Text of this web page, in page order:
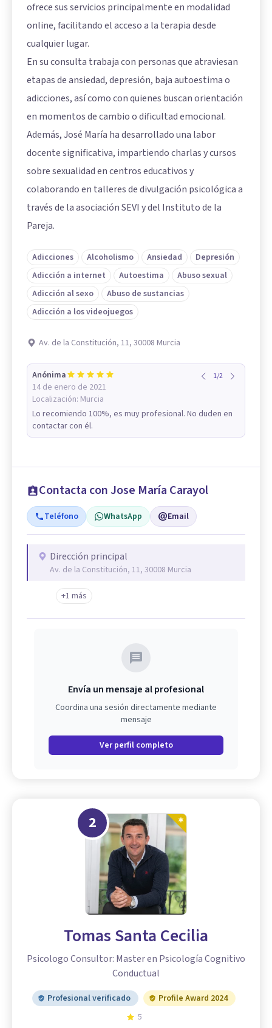
ofrece sus servicios principalmente en modalidad
online, facilitando el acceso a la terapia desde
cualquier lugar.
En su consulta trabaja con personas que atraviesan
etapas de ansiedad, depresión, baja autoestima o
adicciones, así como con quienes buscan orientación
en momentos de cambio o dificultad emocional.
Además, José María ha desarrollado una labor
docente significativa, impartiendo charlas y cursos
sobre sexualidad en centros educativos y
colaborando en talleres de divulgación psicológica a
través de la asociación SEVI y del Instituto de la
Pareja.
Adicciones Alcoholismo Ansiedad
Depresión
Adicción a internet
Autoestima
Abuso sexual
Adicción al sexo
Abuso de sustancias
Adicción a los videojuegos
Av. de la Constitución, 11, 30008 Murcia
Anónima
14 de enero de 2021
Localización: Murcia
1/2
Lo recomiendo 100%, es muy profesional. No duden en
contactar con él.
Contacta con Jose María Carayol
Teléfono WhatsApp Email
Dirección principal
Av. de la Constitución, 11, 30008 Murcia
+1 más
Envía un mensaje al profesional
Coordina una sesión directamente mediante
mensaje
Ver perfil completo
2
Tomas Santa Cecilia
Psicologo Consultor: Master en Psicología Cognitivo
Conductual
Profesional verificado
Profile Award 2024
5